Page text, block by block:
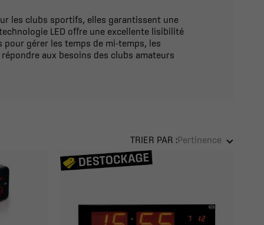
les clubs sportifs, elles garantissent une
LED offre une excellente lisibilité
gérer les temps de mi-temps, les
aux besoins des clubs amateurs
TRIER PAR :Pertinence